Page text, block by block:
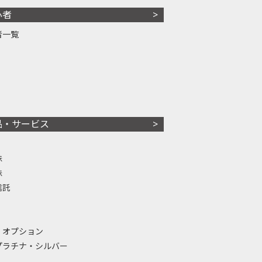
一覧
サービス
託
プション
ラチナ・シルバー